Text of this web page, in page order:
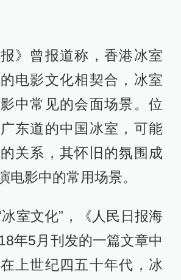
报》曾报道称，香港冰室
电影文化相契合，冰室
中常见的会面场景。位
东道的中国冰室，可能
关系，其怀旧的氛围成
电影中的常用场景。
室文化”，《人民日报海
年5月刊发的一篇文章中
上世纪四五十年代，冰